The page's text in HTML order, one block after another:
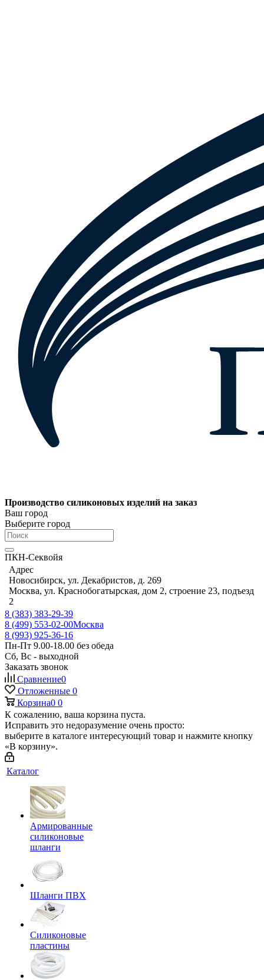
Производство силиконовых изделий на заказ
Ваш город
Выберите город
ПКН-Секвойя
Адрес
Новосибирск, ул. Декабристов, д. 269
Москва, ул. Краснобогатырская, дом 2, строение 23, подъезд
2
8 (383) 383-29-39
8 (499) 553-02-00Москва
8 (993) 925-36-16
Пн-Пт 9.00-18.00 без обеда
Сб, Вс - выходной
Заказать звонок
Сравнение0
Отложенные 0
Корзина0 0
К сожалению, ваша корзина пуста.
Исправить это недоразумение очень просто:
выберите в каталоге интересующий товар и нажмите кнопку
«В корзину».
Каталог
Армированные
силиконовые
шланги
Шланги ПВХ
Силиконовые
пластины